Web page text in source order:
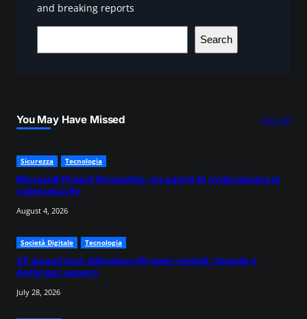
and breaking reports
e
h
Search
You May Have Missed View All
Sicurezza Tecnologia
Microsoft Project Perception: tre agenti AI rivoluzionano la
cybersecurity
August 4, 2026
Società Digitale Tecnologia
25 giganti tech difendono l’AI open-weight: OpenAI e
Anthropic assenti
July 28, 2026